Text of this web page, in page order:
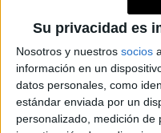
Su privacidad es
Nosotros y nuestros socios
información en un
datos personales, como
estándar enviada por un
personalizado, medición de
Según cálculos privados,